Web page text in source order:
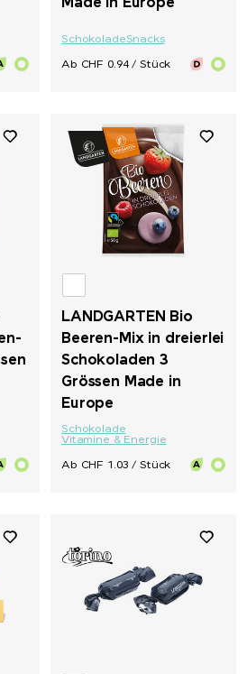
SchokoladeSnacks
Ab CHF 0.94 / Stück
LANDGARTEN Bio
Beeren-Mix in dreierlei
Schokoladen 3
Grössen Made in
Europe
Schokolade
Vitamine & Energie
Ab CHF 1.03 / Stück